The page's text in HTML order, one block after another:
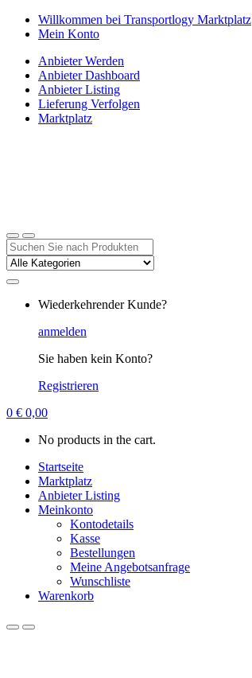
Navigation
Zum
Inhalt
Willkommen bei Transportlogy Marktplatz
Mein Konto
Anbieter Werden
Anbieter Dashboard
Anbieter Listing
Lieferung Verfolgen
Marktplatz
Suchen
nach:
Wiederkehrender Kunde?
anmelden
Sie haben kein Konto?
Registrieren
0 € 0,00
No products in the cart.
Startseite
Marktplatz
Anbieter Listing
Meinkonto
Kontodetails
Kasse
Bestellungen
Meine Angebotsanfrage
Wunschliste
Warenkorb